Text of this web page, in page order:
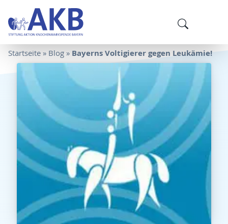
Startseite » Blog » Bayerns Voltigierer gegen Leukämie!